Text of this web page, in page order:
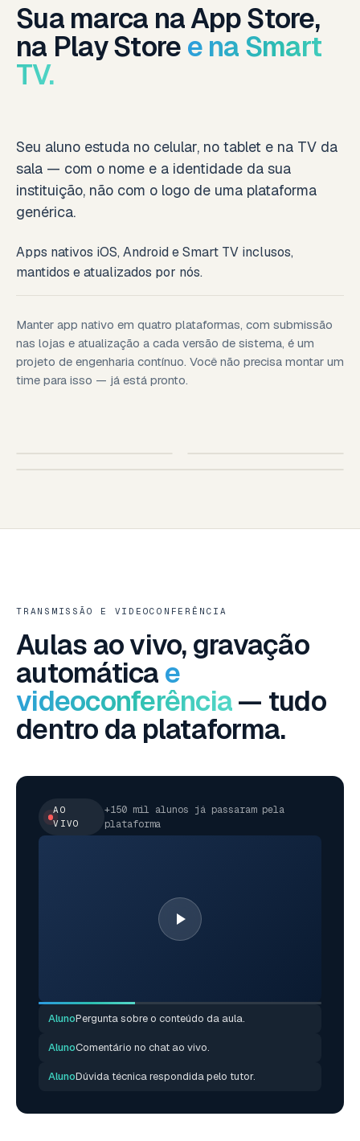
Sua marca na App Store,
na Play Store e na Smart
TV.
Seu aluno estuda no celular, no tablet e na TV da
sala — com o nome e a identidade da sua
instituição, não com o logo de uma plataforma
genérica.
Apps nativos iOS, Android e Smart TV inclusos,
mantidos e atualizados por nós.
Manter app nativo em quatro plataformas, com submissão
nas lojas e atualização a cada versão de sistema, é um
projeto de engenharia contínuo. Você não precisa montar um
time para isso — já está pronto.
IOS · ANDROID TABLET
TRANSMISSÃO E VIDEOCONFERÊNCIA
Aulas ao vivo, gravação
automática e
videoconferência— tudo
dentro da plataforma.
AO
VIVO
+150 mil alunos já passaram pela
plataforma
AlunoPergunta sobre o conteúdo da aula.
AlunoComentário no chat ao vivo.
AlunoDúvida técnica respondida pelo tutor.